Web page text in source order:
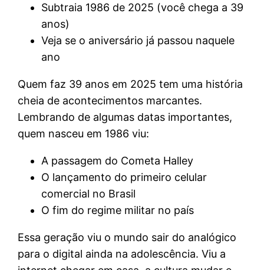
Subtraia 1986 de 2025 (você chega a 39
anos)
Veja se o aniversário já passou naquele
ano
Quem faz 39 anos em 2025 tem uma história
cheia de acontecimentos marcantes.
Lembrando de algumas datas importantes,
quem nasceu em 1986 viu:
A passagem do Cometa Halley
O lançamento do primeiro celular
comercial no Brasil
O fim do regime militar no país
Essa geração viu o mundo sair do analógico
para o digital ainda na adolescência. Viu a